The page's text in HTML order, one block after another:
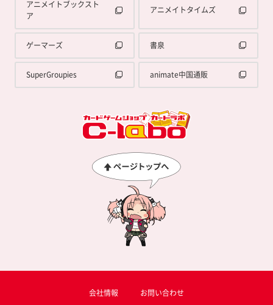
アニメイトブックスト
ア
アニメイトタイムズ
ゲーマーズ 書泉
SuperGroupies animate中国通販
会社情報 お問い合わせ